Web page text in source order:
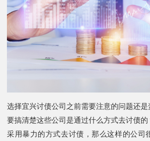
选择宜兴讨债公司之前需要注意的问题还
要搞清楚这些公司是通过什么方式去讨债
采用暴力的方式去讨债，那么这样的公司